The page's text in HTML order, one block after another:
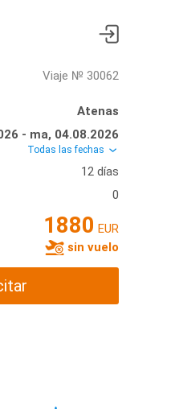
Viaje № 30062
Atenas
- ma, 04.08.2026
Todas las fechas
12 días
0
1880 EUR
sin vuelo